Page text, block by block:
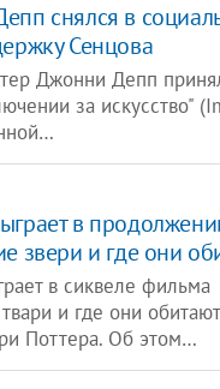
снялся в
Сенцова
Джонни Депп
за искусство"
в
звери и где они
в сиквеле фильма
и где они
Поттера. Об этом…